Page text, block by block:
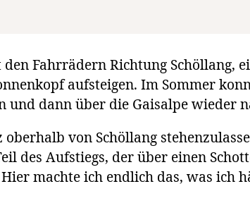
Fahrrädern Richtung Schöllang,
aufsteigen. Im Sommer
dann über die Gaisalpe wieder
von Schöllang
des Aufstiegs, der über einen
machte ich endlich das, was ich